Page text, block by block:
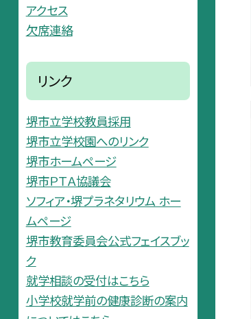
アクセス
欠席連絡
リンク
堺市立学校教員採用
堺市立学校園へのリンク
堺市ホームページ
堺市ＰＴＡ協議会
ソフィア・堺プラネタリウム ホー
ムページ
堺市教育委員会公式フェイスブッ
ク
就学相談の受付はこちら
小学校就学前の健康診断の案内